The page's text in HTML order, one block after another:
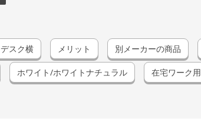
デスク横 メリット 別メーカーの商品
ホワイト/ホワイトナチュラル 在宅ワーク用